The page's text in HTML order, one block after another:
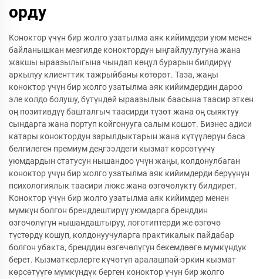
орду
Коноктор үчүн бир жолго узатылма аяк кийимдери уюм менен
байланышкан мезгилде коноктордун ыңгайлуулугуна жана
жакшы ыраазылыгына чындап көңүл бурарын билдирүү
аркылуу клиенттик тажрыйбаны көтөрөт. Таза, жаңы
коноктор үчүн бир жолго узатылма аяк кийимдердин дароо
эле колдо болушу, бүтүндөй ыраазылык баасына таасир эткен
оң позитивдүү башталгыч таасирди түзөт жана оң сыяктуу
сындарга жана портуп койгонууга салым кошот. Бизнес адиси
катары коноктордун зарылдыктарын жана күтүүлөрүн баса
белгилеген премиум деңгээлдеги кызмат көрсөтүүчү
уюмдардын статусун нышандоо үчүн жаңы, колдонулбаган
коноктор үчүн бир жолго узатылма аяк кийимдерди берүүнүн
психологиялык таасири люкс жана өзгөчөлүктү билдирет.
Коноктор үчүн бир жолго узатылма аяк кийимдер менен
мүмкүн болгон бренддештирүү уюмдарга бренддин
өзгөчөлүгүн нышандаштыруу, логотиптерди же өзгөчө
түстөрдү кошуп, колдонуучуларга практикалык пайдабар
болгон убакта, бренддин өзгөчөлүгүн бекемдөөгө мүмкүндүк
берет. Кызматкерлерге күчөтүп аралашпай-эркин кызмат
көрсөтүүгө мүмкүндүк берген коноктор үчүн бир жолго